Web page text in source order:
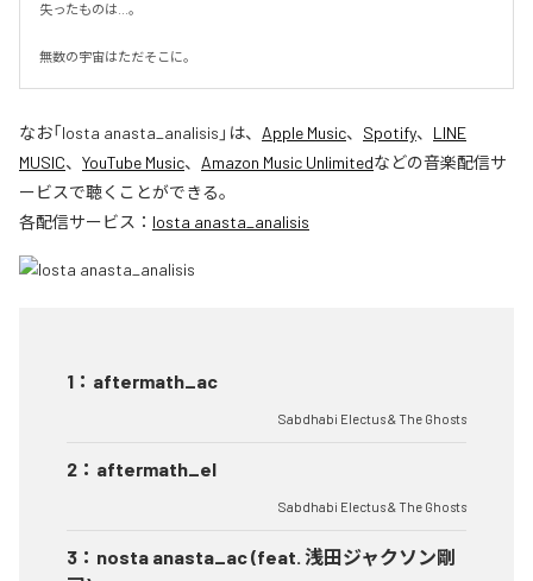
失ったものは...。
無数の宇宙はただそこに。
なお「losta anasta_analisis 」は、 Apple Music、 Spotify、 LINE
MUSIC、 YouTube Music、 Amazon Music Unlimitedなどの音楽配信サ
ービスで聴くことができる。
各配信サービス： losta anasta_analisis
1 ： aftermath_ac
Sabdhabi Electus & The Ghosts
2 ： aftermath_el
Sabdhabi Electus & The Ghosts
3 ： nosta anasta_ac (feat. 浅田ジャクソン剛